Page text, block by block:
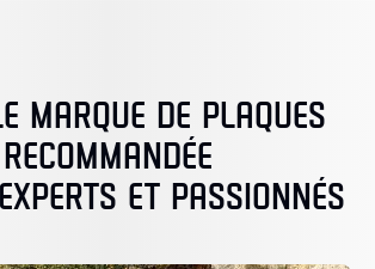
MARQUE DE PLAQUES
RECOMMANDÉE
ET PASSIONNÉS